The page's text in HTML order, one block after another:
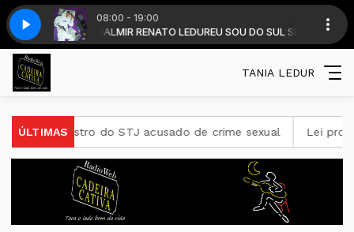
08:00 - 19:00
- com DALMIR RENATO LEDUREU SOU DO SUL SEM FRONTEIRAS -
E ALMA - Laçador 25GRUPO CANTIGA VERSO E ALMA - Laçador 25
TANIA LEDUR
ÚLTIMAS
do STJ acusado de crime sexual Lei prorroga uso do